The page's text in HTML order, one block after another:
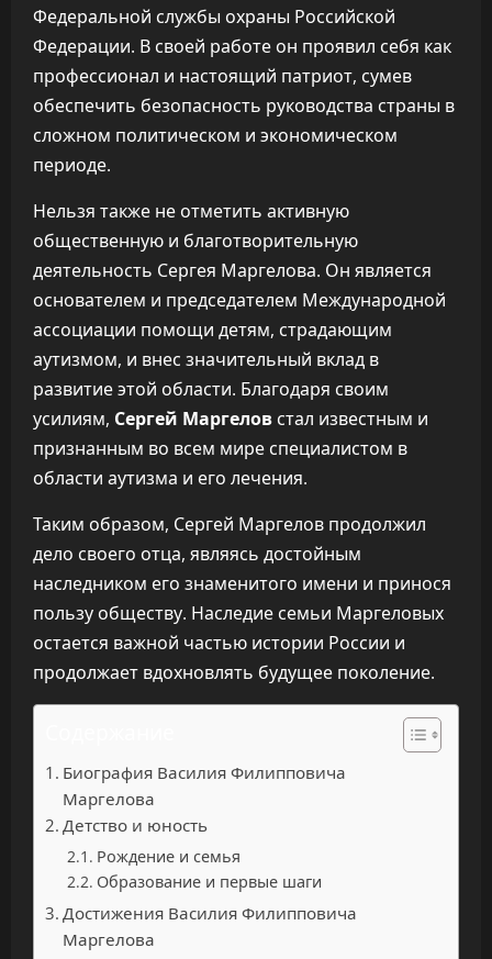
Федеральной службы охраны Российской
Федерации. В своей работе он проявил себя как
профессионал и настоящий патриот, сумев
обеспечить безопасность руководства страны в
сложном политическом и экономическом
периоде.
Нельзя также не отметить активную
общественную и благотворительную
деятельность Сергея Маргелова. Он является
основателем и председателем Международной
ассоциации помощи детям, страдающим
аутизмом, и внес значительный вклад в
развитие этой области. Благодаря своим
усилиям, Сергей Маргелов стал известным и
признанным во всем мире специалистом в
области аутизма и его лечения.
Таким образом, Сергей Маргелов продолжил
дело своего отца, являясь достойным
наследником его знаменитого имени и принося
пользу обществу. Наследие семьи Маргеловых
остается важной частью истории России и
продолжает вдохновлять будущее поколение.
Биография Василия Филипповича
Маргелова
Детство и юность
Рождение и семья
Образование и первые шаги
Достижения Василия Филипповича
Маргелова